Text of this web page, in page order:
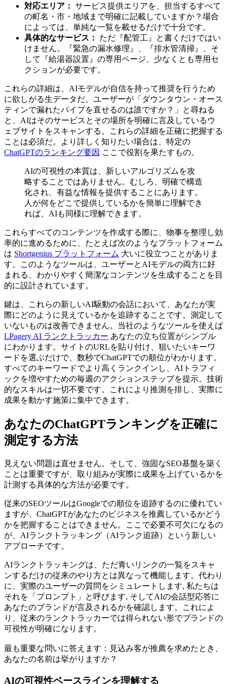
対応エリア： サービス提供エリアを、担当するすべて
の町名・市・地域まで明確に記載していますか？場合
によっては、単純な一覧を載せるだけで十分です。
具体的なサービス：
ただ『配管工』と書くだけではい
けません。『緊急の漏水修理』、『排水管清掃』、そ
して『給湯器設置』の専用ページ、少なくとも専用セ
クションが必要です。
これらの詳細は、AIモデルが自信を持って推奨を行うため
に欲しがる生データだ。ユーザーが「ダウンタウン・オース
ティンで漏れたパイプを直せるのは誰ですか？」と尋ねる
と、AIはそのサービスとその場所を明確に言及しているウ
ェブサイトをスキャンする。これらの詳細を正確に把握する
ことは必須だ。より詳しく知りたい場合は、特定の
ChatGPTのランキング要因 ここで役割を果たすもの。
AIの可視性の本質は、新しいアルゴリズムを攻
略することではありません。むしろ、明確で構造
化され、有益な情報を提供することにあります。
人が何をどこで提供しているかを簡単に理解でき
れば、AIも同様に理解できます。
これらすべてのコンテンツを作成する際に、物事を整理し効
率的に進めるために、たとえば次のようなプラットフォーム
は Shortgenius プラットフォーム 大いに役立つことがありま
す。このようなツールは、ユーザーとAIモデルの両方に好
まれる、わかりやすく簡潔なコンテンツを生成することを目
的に設計されています。
鍵は、これらの新しいAI駆動の会話において、あなたが実
際にどのように見えているかを追跡することです。測定して
いないものは改善できません。当社のようなツールを使えば
LPagery AI ランクトラッカー あなたの立ち位置がシンプル
にわかります。サイトのURLを貼り付け、狙いたいキーワ
ードを選ぶだけで、数秒でChatGPTでの順位がわかります。
すべてのキーワードでより高くランクインし、AIトラフィ
ックを増やすための毎週のアクションステップを提示。技術
的なスキルは一切不要です。これにより推測を排し、実際に
成果を動かす施策に集中できます。
あなたのChatGPTランキングを正確に
測定する方法
見えない問題は直せません。そして、強固なSEO基盤を築く
ことは重要ですが、取り組みが実際に成果を上げているかを
計測する具体的な方法が必要です。
従来のSEOツールはGoogleでの順位を追跡するのに優れてい
ますが、ChatGPTがあなたのビジネスを推薦しているかどう
かを把握することはできません。ここで必要不可欠になるの
が、AIランクトラッキング（AIランク追跡）という新しい
アプローチです。
AIランクトラッキングは、ただ青いリンクの一覧をスキャ
ンするだけの従来のやり方とは異なって機能します。代わり
に、実際のユーザーの質問をシミュレートします, 私たちは
それを「プロンプト」と呼びます, そしてAIの会話型応答に
あなたのブランドが言及されるかを確認します。これによ
り、従来のランクトラッカーでは得られない形でブランドの
可視性が明確になります。
最も重要な問いに答えます：見込み客が推薦を求めたとき、
あなたの名前は挙がりますか？
AIの可視性ベースラインを理解する